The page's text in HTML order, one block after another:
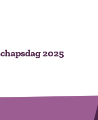
2025